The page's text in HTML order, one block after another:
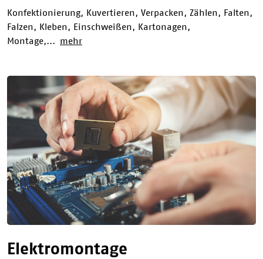
Konfektionierung, Kuvertieren, Verpacken, Zählen, Falten,
Falzen, Kleben, Einschweißen, Kartonagen,
Montage,... mehr
Elektromontage